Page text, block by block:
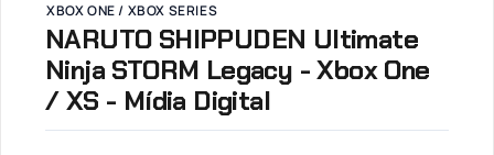
XBOX ONE / XBOX SERIES
NARUTO SHIPPUDEN Ultimate
Ninja STORM Legacy - Xbox One
/ XS - Mídia Digital